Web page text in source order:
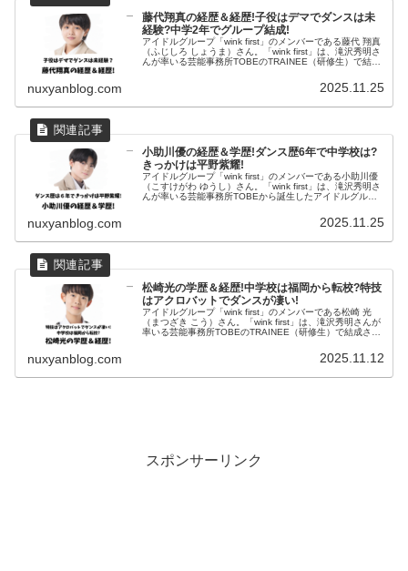
藤代翔真の経歴＆経歴!子役はデマでダンスは未
経験?中学2年でグループ結成!
アイドルグループ「wink first」のメンバーである藤代 翔真
（ふじしろ しょうま）さん。「wink first」は、滝沢秀明さ
んが率いる芸能事務所TOBEのTRAINEE（研修生）で結成
nuxyanblog.com 2025.11.25
小助川優の経歴＆学歴!ダンス歴6年で中学校は?
きっかけは平野紫耀!
アイドルグループ「wink first」のメンバーである小助川優
（こすけがわ ゆうし）さん。「wink first」は、滝沢秀明さ
んが率いる芸能事務所TOBEから誕生したアイドルグルー
nuxyanblog.com 2025.11.25
松崎光の学歴＆経歴!中学校は福岡から転校?特技
はアクロバットでダンスが凄い!
アイドルグループ「wink first」のメンバーである松崎 光
（まつざき こう）さん。「wink first」は、滝沢秀明さんが
率いる芸能事務所TOBEのTRAINEE（研修生）で結成され
nuxyanblog.com 2025.11.12
スポンサーリンク